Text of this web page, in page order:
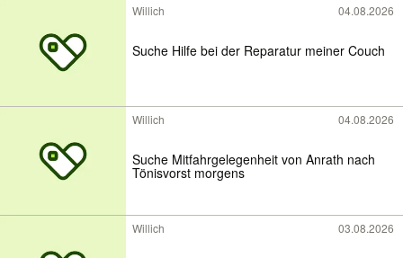
Willich 04.08.2026
Suche Hilfe bei der Reparatur meiner Couch
Willich 04.08.2026
Suche Mitfahrgelegenheit von Anrath nach
Tönisvorst morgens
Willich 03.08.2026